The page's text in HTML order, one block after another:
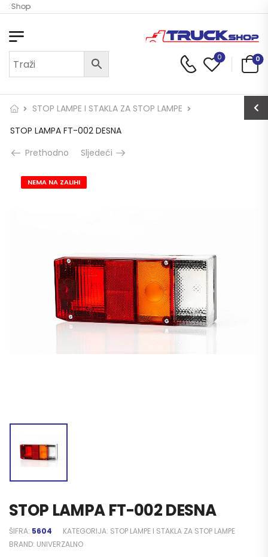
Shop
0 0
STOP LAMPE I STAKLA ZA STOP LAMPE
STOP LAMPA FT-002 DESNA
Prethodno
Sljedeći
NEMA NA ZALIHI
STOP LAMPA FT-002 DESNA
ŠIFRA: 5604 KATEGORIJA: STOP LAMPE I STAKLA ZA STOP LAMPE
BRAND: UNIVERZALNO